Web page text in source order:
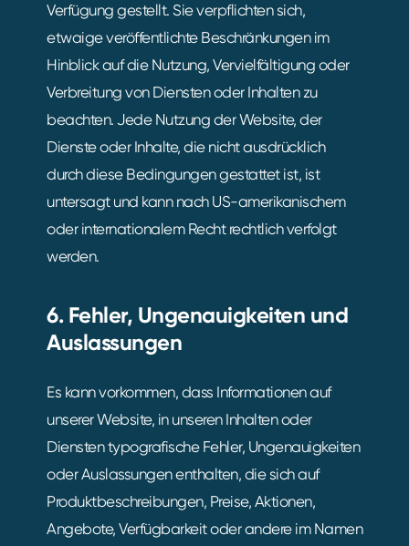
Verfügung gestellt. Sie verpflichten sich,
etwaige veröffentlichte Beschränkungen im
Hinblick auf die Nutzung, Vervielfältigung oder
Verbreitung von Diensten oder Inhalten zu
beachten. Jede Nutzung der Website, der
Dienste oder Inhalte, die nicht ausdrücklich
durch diese Bedingungen gestattet ist, ist
untersagt und kann nach US-amerikanischem
oder internationalem Recht rechtlich verfolgt
werden.
6. Fehler, Ungenauigkeiten und
Auslassungen
Es kann vorkommen, dass Informationen auf
unserer Website, in unseren Inhalten oder
Diensten typografische Fehler, Ungenauigkeiten
oder Auslassungen enthalten, die sich auf
Produktbeschreibungen, Preise, Aktionen,
Angebote, Verfügbarkeit oder andere im Namen